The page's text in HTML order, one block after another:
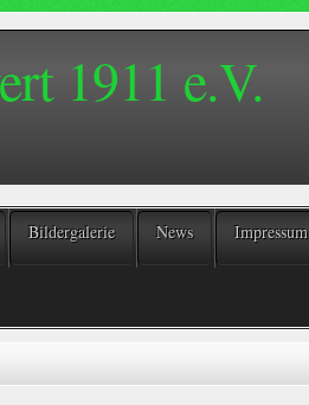
1911 e.V.
Bildergalerie News Impressum